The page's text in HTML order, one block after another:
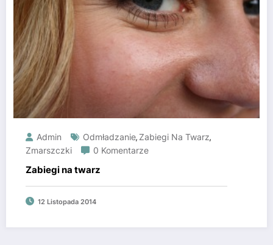
Admin Odmładzanie, Zabiegi Na Twarz,
Zmarszczki
0 Komentarze
Zabiegi na twarz
12 Listopada 2014